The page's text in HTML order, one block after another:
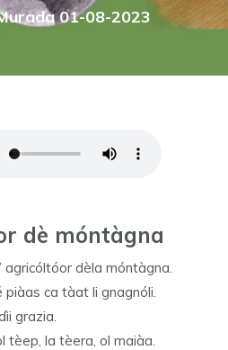
01-08-2023
dè móntàgna
agricóltóor dèla móntàgna.
piàas ca tàat li gnagnóli.
grazia.
tèep, la tèera, ol maiàa.